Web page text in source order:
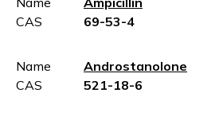
CAS
69-53-4
Name
Androstanolone
CAS
521-18-6